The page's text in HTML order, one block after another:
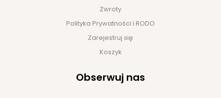
Zwroty
Polityka Prywatności i RODO
Zarejestruj się
Koszyk
Obserwuj nas